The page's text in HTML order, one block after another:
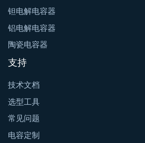
钽电解电容器
铝电解电容器
陶瓷电容器
支持
技术文档
选型工具
常见问题
电容定制